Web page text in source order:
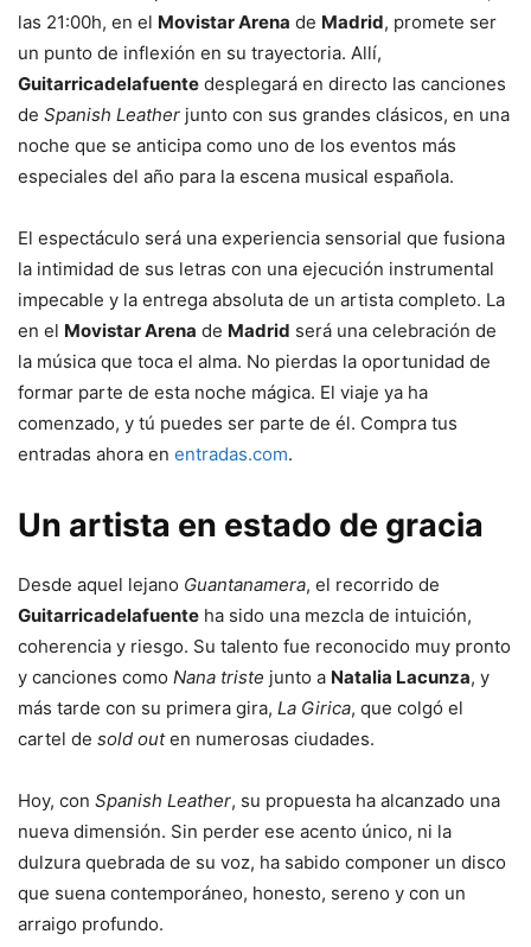
las 21:00h, en el Movistar Arena de Madrid, promete ser
un punto de inflexión en su trayectoria. Allí,
Guitarricadelafuente desplegará en directo las canciones
de Spanish Leather junto con sus grandes clásicos, en una
noche que se anticipa como uno de los eventos más
especiales del año para la escena musical española.
El espectáculo será una experiencia sensorial que fusiona
la intimidad de sus letras con una ejecución instrumental
impecable y la entrega absoluta de un artista completo. La
en el Movistar Arena de Madrid será una celebración de
la música que toca el alma. No pierdas la oportunidad de
formar parte de esta noche mágica. El viaje ya ha
comenzado, y tú puedes ser parte de él. Compra tus
entradas ahora en entradas.com.
Un artista en estado de gracia
Desde aquel lejano Guantanamera, el recorrido de
Guitarricadelafuente ha sido una mezcla de intuición,
coherencia y riesgo. Su talento fue reconocido muy pronto
y canciones como Nana triste junto a Natalia Lacunza, y
más tarde con su primera gira, La Girica, que colgó el
cartel de sold outen numerosas ciudades.
Hoy, con Spanish Leather, su propuesta ha alcanzado una
nueva dimensión. Sin perder ese acento único, ni la
dulzura quebrada de su voz, ha sabido componer un disco
que suena contemporáneo, honesto, sereno y con un
arraigo profundo.